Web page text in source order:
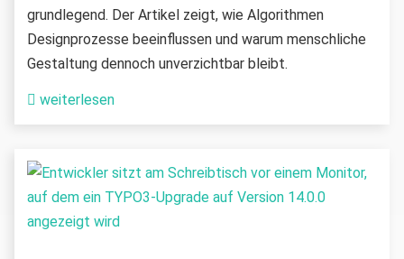
grundlegend. Der Artikel zeigt, wie Algorithmen
Designprozesse beeinflussen und warum menschliche
Gestaltung dennoch unverzichtbar bleibt.
weiterlesen